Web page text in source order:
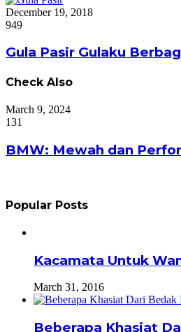
December 19, 2018
949
Gula Pasir Gulaku
Check Also
Close
March 9, 2024
131
BMW: Mewah dan
Popular Posts
Kacamata Untuk
March 31, 2016
Beberapa Khasiat